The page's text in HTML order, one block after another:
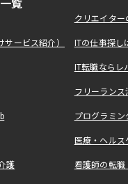
覧
クリエイタ
ービス紹介） ITの仕事探
IT転職なら
フリーラン
プログラミ
医療・ヘル
護 看護師の転